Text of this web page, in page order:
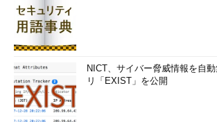
NICT、サイバー脅威情報を自
リ「EXIST」を公開